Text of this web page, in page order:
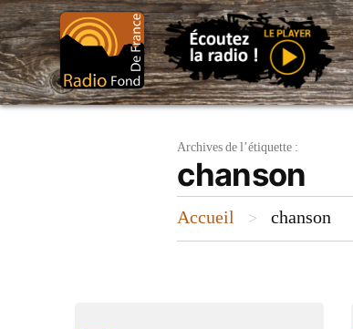
Aller
au
contenu
Archives de l’étiquette :
chanson
Accueil > chanson